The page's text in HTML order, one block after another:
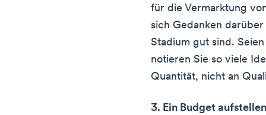
für die Vermarktung
sich Gedanken
Stadium gut sind.
notieren Sie so viele
Quantität, nicht an
3. Ein Budget